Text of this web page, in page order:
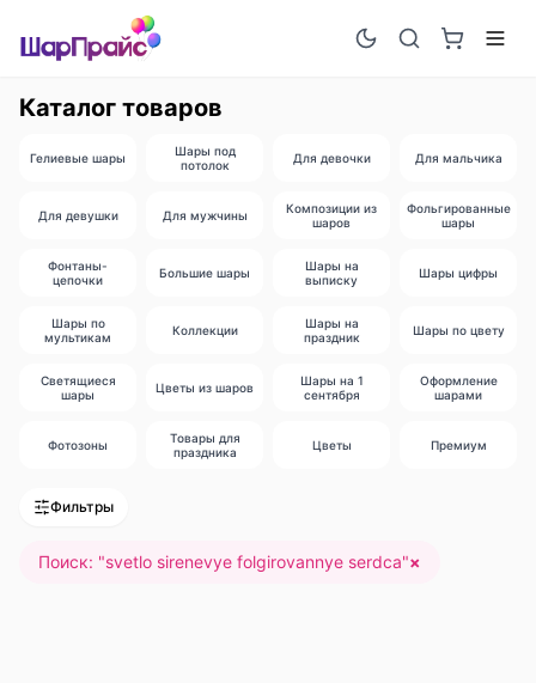
Каталог товаров
Гелиевые шары
Шары под
потолок
Для девочки Для мальчика
Для девушки Для мужчины
Композиции из
шаров
Фольгированные
шары
Фонтаны-
цепочки
Большие шары
Шары на
выписку
Шары цифры
Шары по
мультикам
Коллекции
Шары на
праздник
Шары по цвету
Светящиеся
шары
Цветы из шаров
Шары на 1
сентября
Оформление
шарами
Фотозоны
Товары для
праздника
Цветы Премиум
Фильтры
Поиск: "svetlo sirenevye folgirovannye serdca"×